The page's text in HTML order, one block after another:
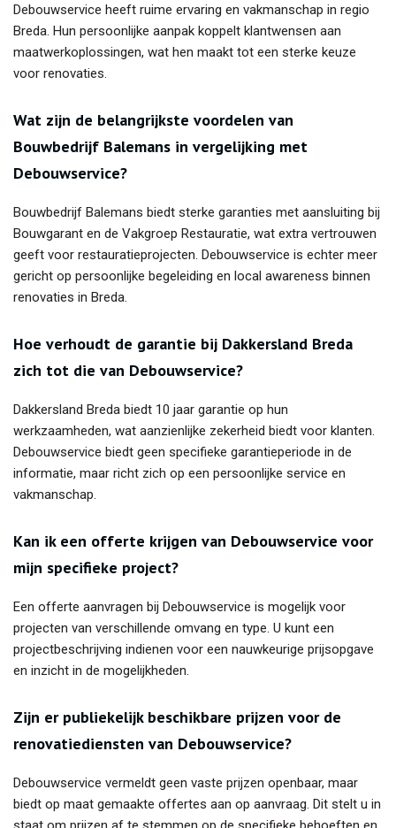
Debouwservice heeft ruime ervaring en vakmanschap in regio
Breda. Hun persoonlijke aanpak koppelt klantwensen aan
maatwerkoplossingen, wat hen maakt tot een sterke keuze
voor renovaties.
Wat zijn de belangrijkste voordelen van
Bouwbedrijf Balemans in vergelijking met
Debouwservice?
Bouwbedrijf Balemans biedt sterke garanties met aansluiting bij
Bouwgarant en de Vakgroep Restauratie, wat extra vertrouwen
geeft voor restauratieprojecten. Debouwservice is echter meer
gericht op persoonlijke begeleiding en local awareness binnen
renovaties in Breda.
Hoe verhoudt de garantie bij Dakkersland Breda
zich tot die van Debouwservice?
Dakkersland Breda biedt 10 jaar garantie op hun
werkzaamheden, wat aanzienlijke zekerheid biedt voor klanten.
Debouwservice biedt geen specifieke garantieperiode in de
informatie, maar richt zich op een persoonlijke service en
vakmanschap.
Kan ik een offerte krijgen van Debouwservice voor
mijn specifieke project?
Een offerte aanvragen bij Debouwservice is mogelijk voor
projecten van verschillende omvang en type. U kunt een
projectbeschrijving indienen voor een nauwkeurige prijsopgave
en inzicht in de mogelijkheden.
Zijn er publiekelijk beschikbare prijzen voor de
renovatiediensten van Debouwservice?
Debouwservice vermeldt geen vaste prijzen openbaar, maar
biedt op maat gemaakte offertes aan op aanvraag. Dit stelt u in